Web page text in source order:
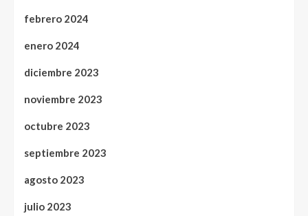
febrero 2024
enero 2024
diciembre 2023
noviembre 2023
octubre 2023
septiembre 2023
agosto 2023
julio 2023